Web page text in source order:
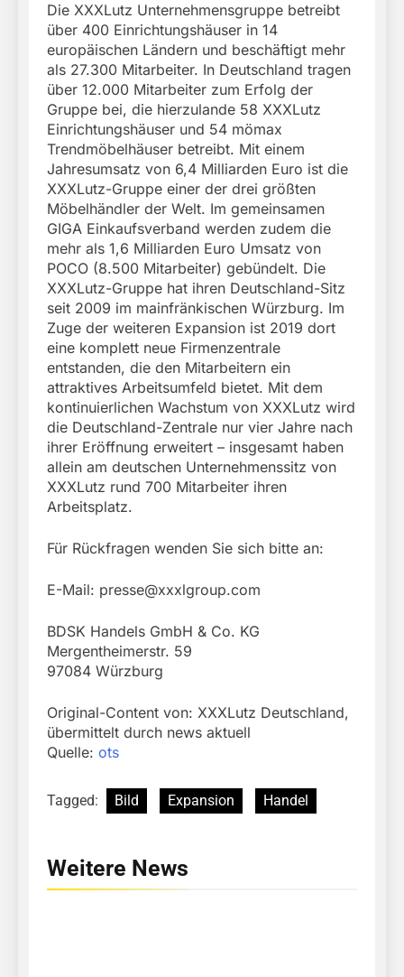
Die XXXLutz Unternehmensgruppe betreibt
über 400 Einrichtungshäuser in 14
europäischen Ländern und beschäftigt mehr
als 27.300 Mitarbeiter. In Deutschland tragen
über 12.000 Mitarbeiter zum Erfolg der
Gruppe bei, die hierzulande 58 XXXLutz
Einrichtungshäuser und 54 mömax
Trendmöbelhäuser betreibt. Mit einem
Jahresumsatz von 6,4 Milliarden Euro ist die
XXXLutz-Gruppe einer der drei größten
Möbelhändler der Welt. Im gemeinsamen
GIGA Einkaufsverband werden zudem die
mehr als 1,6 Milliarden Euro Umsatz von
POCO (8.500 Mitarbeiter) gebündelt. Die
XXXLutz-Gruppe hat ihren Deutschland-Sitz
seit 2009 im mainfränkischen Würzburg. Im
Zuge der weiteren Expansion ist 2019 dort
eine komplett neue Firmenzentrale
entstanden, die den Mitarbeitern ein
attraktives Arbeitsumfeld bietet. Mit dem
kontinuierlichen Wachstum von XXXLutz wird
die Deutschland-Zentrale nur vier Jahre nach
ihrer Eröffnung erweitert – insgesamt haben
allein am deutschen Unternehmenssitz von
XXXLutz rund 700 Mitarbeiter ihren
Arbeitsplatz.
Für Rückfragen wenden Sie sich bitte an:
E-Mail: presse@xxxlgroup.com
BDSK Handels GmbH & Co. KG
Mergentheimerstr. 59
97084 Würzburg
Original-Content von: XXXLutz Deutschland,
übermittelt durch news aktuell
Quelle: ots
Tagged: Bild Expansion Handel
Weitere News